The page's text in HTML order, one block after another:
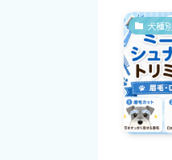
犬種